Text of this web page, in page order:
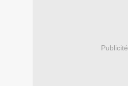
Publicité